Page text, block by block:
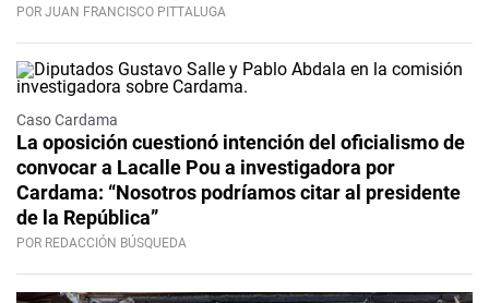
POR JUAN FRANCISCO PITTALUGA
Caso Cardama
La oposición cuestionó intención del oficialismo de
convocar a Lacalle Pou a investigadora por
Cardama: “Nosotros podríamos citar al presidente
de la República”
POR REDACCIÓN BÚSQUEDA